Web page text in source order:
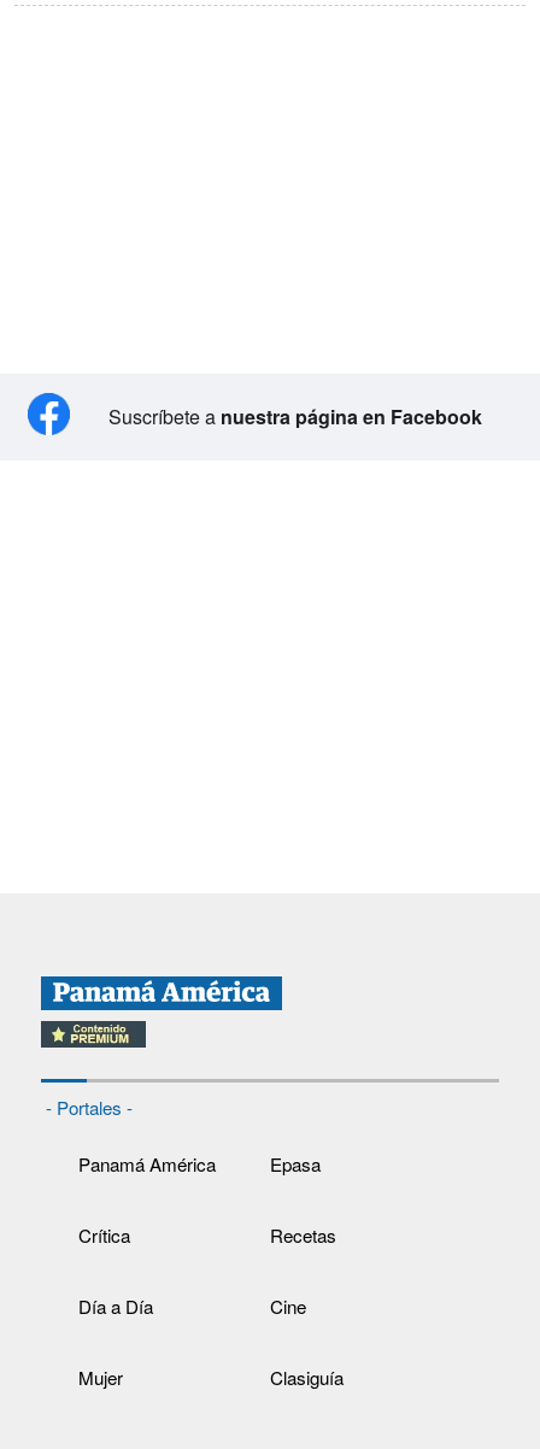
Suscríbete a nuestra página en Facebook
- Portales -
Panamá América Epasa
Crítica Recetas
Día a Día Cine
Mujer Clasiguía